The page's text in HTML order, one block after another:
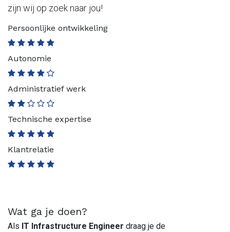
zijn wij op zoek naar jou!
Persoonlijke ontwikkeling
Autonomie
Administratief werk
Technische expertise
Klantrelatie
Wat ga je doen?
Als IT Infrastructure Engineer draag je de